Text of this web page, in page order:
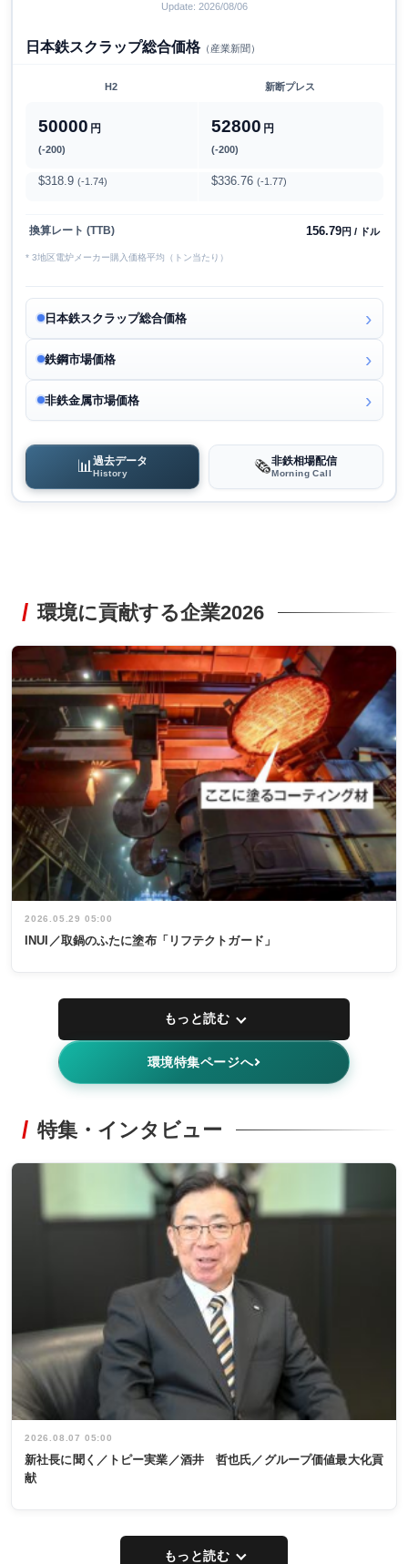
Update: 2026/08/06
日本鉄スクラップ総合価格（産業新聞）
H2 新断プレス
50000 円
(-200)
52800 円
(-200)
$318.9 (-1.74) $336.76 (-1.77)
換算レート (TTB) 156.79円 / ドル
* 3地区電炉メーカー購入価格平均（トン当たり）
日本鉄スクラップ総合価格
鉄鋼市場価格
非鉄金属市場価格
📊過去データ
History 🗞️非鉄相場配信
Morning Call
環境に貢献する企業2026
2026.05.29 05:00
INUI／取鍋のふたに塗布「リフテクトガード」
もっと読む
環境特集ページへ
特集・インタビュー
2026.08.07 05:00
新社長に聞く／トピー実業／酒井 哲也氏／グループ価値最大化貢
献
もっと読む